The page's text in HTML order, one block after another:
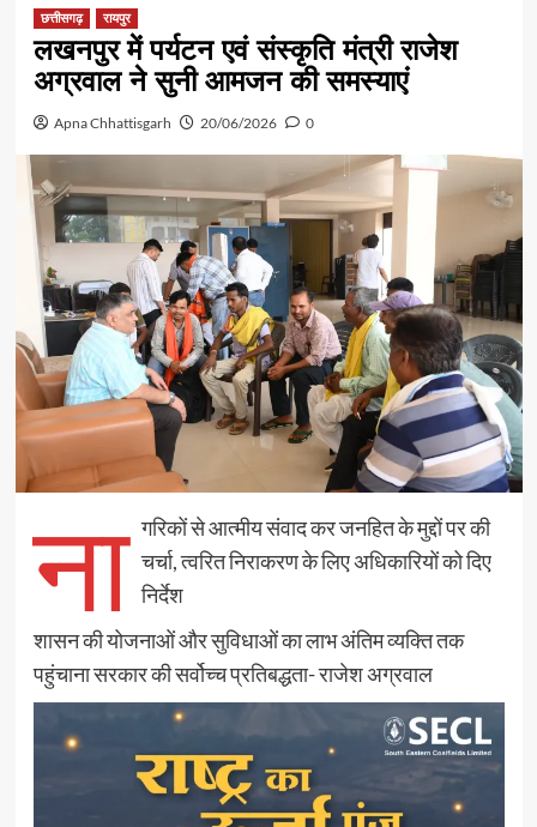
छत्तीसगढ़ रायपुर
लखनपुर में पर्यटन एवं संस्कृति मंत्री राजेश
अग्रवाल ने सुनी आमजन की समस्याएं
Apna Chhattisgarh 20/06/2026 0
ना गरिकों से आत्मीय संवाद कर जनहित के मुद्दों पर की
चर्चा, त्वरित निराकरण के लिए अधिकारियों को दिए
निर्देश
शासन की योजनाओं और सुविधाओं का लाभ अंतिम व्यक्ति तक
पहुंचाना सरकार की सर्वोच्च प्रतिबद्धता- राजेश अग्रवाल